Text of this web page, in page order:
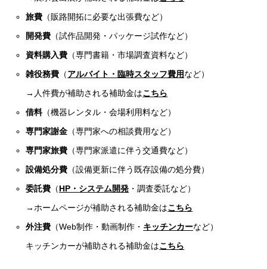
旅費 （販路開拓に必要な出張費など）
開発費 （試作品開発・パッケージ試作など）
資料購入費 （専門書籍・市場調査資料など）
雑役務費 （アルバイト・臨時スタッフ費用など）
→人件費が補助される補助金はこちら
借料（機器レンタル・会場利用料など）
専門家謝金 （専門家への相談費用など）
専門家旅費 （専門家派遣に伴う交通費など）
設備処分費 （設備更新に伴う既存設備の処分費）
委託費 （HP・システム開発 ・調査委託など）
→ホームページが補助される補助金はこちら
外注費 （Web制作・動画制作・ キッチンカーなど）
キッチンカーが補助される補助金はこちら